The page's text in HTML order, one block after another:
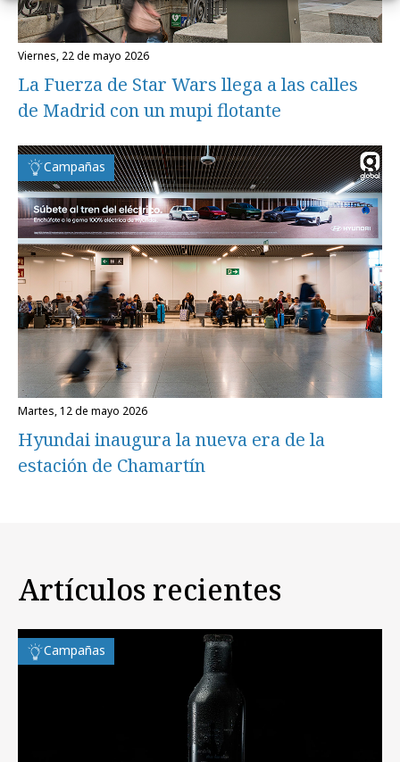
viernes, 22 de mayo 2026
La Fuerza de Star Wars llega a las calles
de Madrid con un mupi flotante
Campañas
martes, 12 de mayo 2026
Hyundai inaugura la nueva era de la
estación de Chamartín
Artículos recientes
Campañas